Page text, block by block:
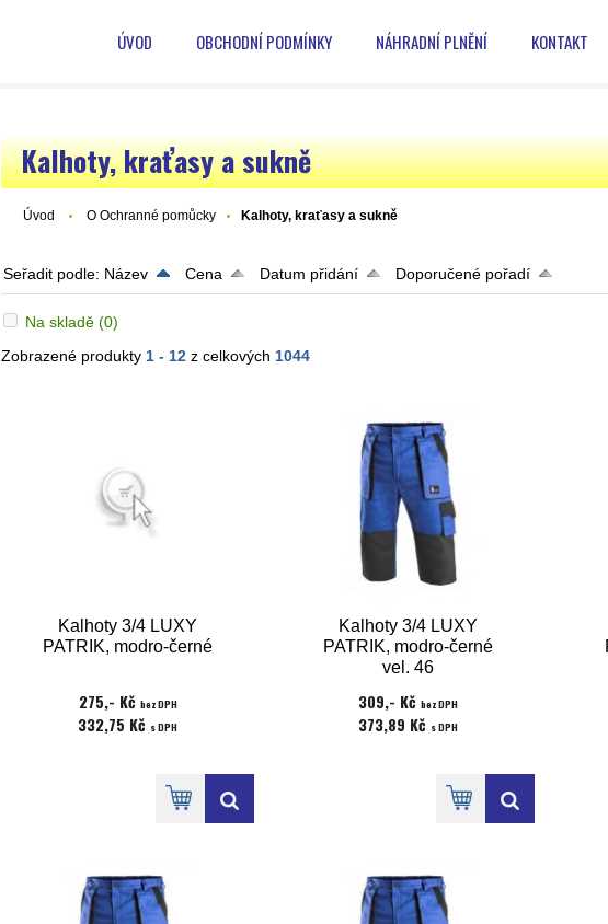
ÚVOD OBCHODNÍ PODMÍNKY NÁHRADNÍ PLNĚNÍ KONTAKT
Kalhoty, kraťasy a sukně
Úvod O Ochranné pomůcky Kalhoty, kraťasy a sukně
Seřadit podle: Název Cena Datum přidání Doporučené pořadí
Na skladě (0)
Zobrazené produkty 1 - 12 z celkových 1044
Kalhoty 3/4 LUXY
PATRIK, modro-černé
275,- Kč bez DPH
332,75 Kč s DPH
Kalhoty 3/4 LUXY
PATRIK, modro-černé
vel. 46
309,- Kčbez DPH
373,89 Kč s DPH